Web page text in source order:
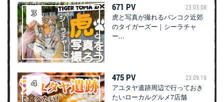
671 PV 23.03.08
虎と写真が撮れるバンコク近郊
のタイガーズー｜シーラチャ
ー...
475 PV 23.09.19
アユタヤ遺跡周辺で行っておき
たいローカルグルメ7店舗